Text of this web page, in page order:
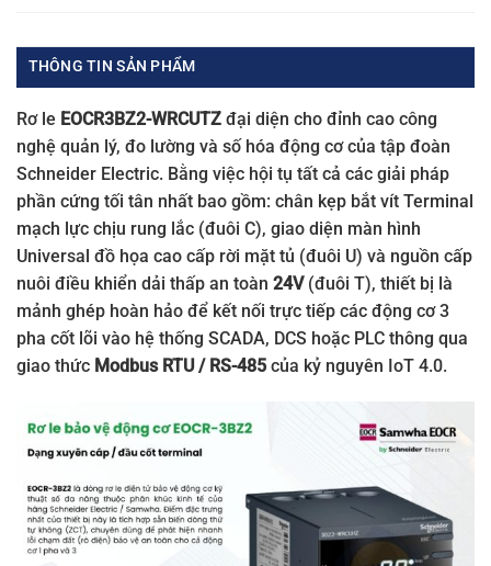
THÔNG TIN SẢN PHẨM
Rơ le EOCR3BZ2-WRCUTZ đại diện cho đỉnh cao công
nghệ quản lý, đo lường và số hóa động cơ của tập đoàn
Schneider Electric. Bằng việc hội tụ tất cả các giải pháp
phần cứng tối tân nhất bao gồm: chân kẹp bắt vít Terminal
mạch lực chịu rung lắc (đuôi C), giao diện màn hình
Universal đồ họa cao cấp rời mặt tủ (đuôi U) và nguồn cấp
nuôi điều khiển dải thấp an toàn 24V(đuôi T), thiết bị là
mảnh ghép hoàn hảo để kết nối trực tiếp các động cơ 3
pha cốt lõi vào hệ thống SCADA, DCS hoặc PLC thông qua
giao thức Modbus RTU / RS-485 của kỷ nguyên IoT 4.0.